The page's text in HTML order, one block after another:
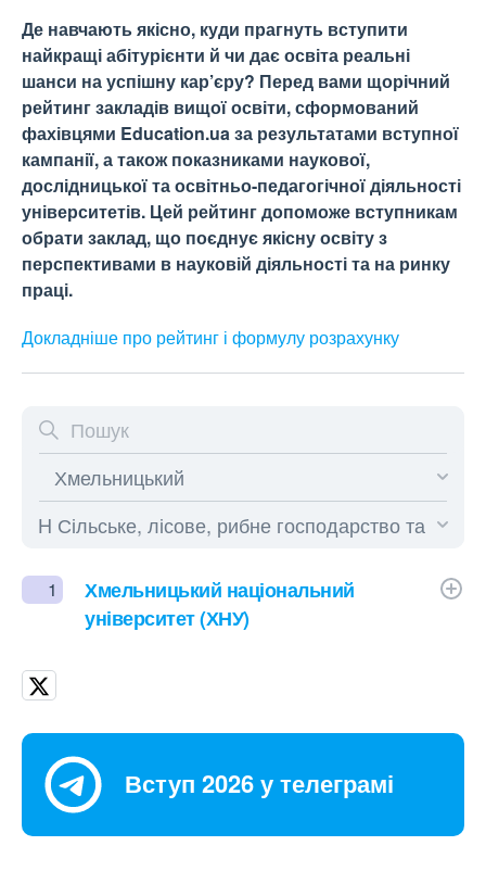
Де навчають якісно, куди прагнуть вступити
найкращі абітурієнти й чи дає освіта реальні
шанси на успішну кар’єру? Перед вами щорічний
рейтинг закладів вищої освіти, сформований
фахівцями Education.ua за результатами вступної
кампанії, а також показниками наукової,
дослідницької та освітньо-педагогічної діяльності
університетів. Цей рейтинг допоможе вступникам
обрати заклад, що поєднує якісну освіту з
перспективами в науковій діяльності та на ринку
праці.
Докладніше про рейтинг і формулу розрахунку
1
Хмельницький національний
університет (ХНУ)
Вступ 2026 у телеграмі